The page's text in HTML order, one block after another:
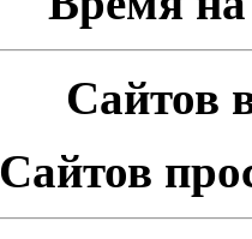
Сайтов
Сайтов